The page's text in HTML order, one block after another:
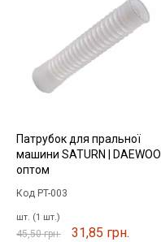
Патрубок для пральної
машини SATURN | DAEWOO |
оптом
Код PT-003
шт. (1 шт.)
45,50 грн. 31,85 грн.